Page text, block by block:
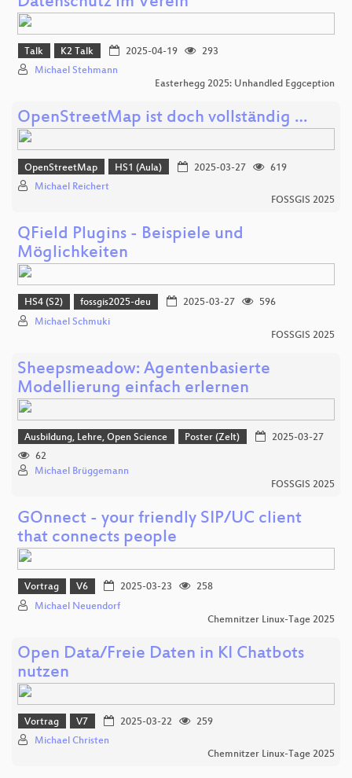
Talk K2 Talk 2025-04-19
293
Michael Stehmann
Easterhegg 2025: Unhandled Eggception
OpenStreetMap ist doch vollständig …
OpenStreetMap HS1 (Aula) 2025-03-27
619
Michael Reichert
FOSSGIS 2025
QField Plugins - Beispiele und
Möglichkeiten
HS4 (S2) fossgis2025-deu 2025-03-27
596
Michael Schmuki
FOSSGIS 2025
Sheepsmeadow: Agentenbasierte
Modellierung einfach erlernen
Ausbildung, Lehre, Open Science Poster (Zelt)
2025-03-27
62
Michael Brüggemann
FOSSGIS 2025
GOnnect - your friendly SIP/UC client
that connects people
Vortrag V6 2025-03-23
258
Michael Neuendorf
Chemnitzer Linux-Tage 2025
Open Data/Freie Daten in KI Chatbots
nutzen
Vortrag V7 2025-03-22
259
Michael Christen
Chemnitzer Linux-Tage 2025